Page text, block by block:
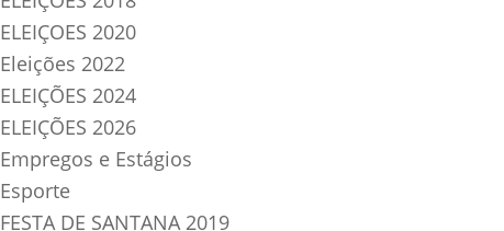
ELEIÇOES 2020
Eleições 2022
ELEIÇÕES 2024
ELEIÇÕES 2026
Empregos e Estágios
Esporte
FESTA DE SANTANA 2019